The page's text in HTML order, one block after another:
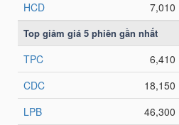
DỊCH
VỤ